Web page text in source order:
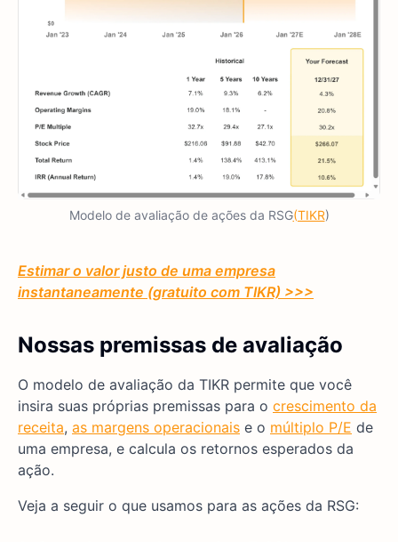
Modelo de avaliação de ações da RSG(TIKR)
Estimar o valor justo de uma empresa
instantaneamente (gratuito com TIKR) >>>
Nossas premissas de avaliação
O modelo de avaliação da TIKR permite que você
insira suas próprias premissas para o crescimento da
receita, as margens operacionais e o múltiplo P/E de
uma empresa, e calcula os retornos esperados da
ação.
Veja a seguir o que usamos para as ações da RSG: